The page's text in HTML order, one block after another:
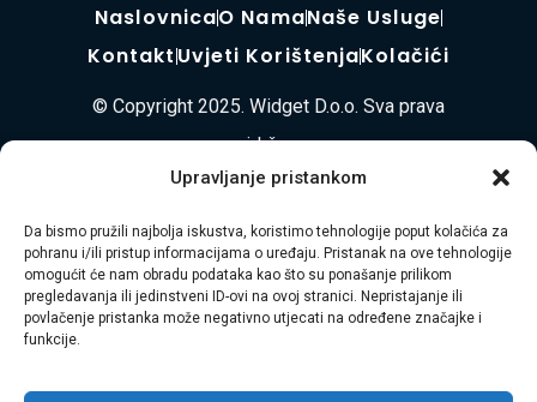
Upravljanje pristankom
Da bismo pružili najbolja iskustva, koristimo tehnologije poput kolačića za
pohranu i/ili pristup informacijama o uređaju. Pristanak na ove tehnologije
omogućit će nam obradu podataka kao što su ponašanje prilikom
pregledavanja ili jedinstveni ID-ovi na ovoj stranici. Nepristajanje ili
povlačenje pristanka može negativno utjecati na određene značajke i
funkcije.
NaslovnicaO NamaNaše Usluge
KontaktUvjeti KorištenjaKolačići
© Copyright 2025. Widget D.o.o. Sva prava
pridržana.
iskustva u pružanju cjelovitih usluga selidbe, odvoza
otpada, čišćenja i uređenja okoliša diljem
Primorsko-goranske županije i Istre. Naša misija je